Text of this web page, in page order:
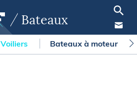
Bateaux
Voiliers Bateaux à moteur